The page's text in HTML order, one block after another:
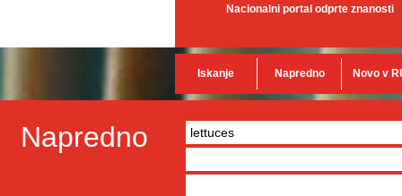
Nacionalni portal odprte znanosti
Iskanje Napredno Novo v
Napredno